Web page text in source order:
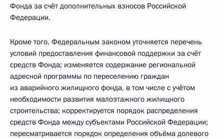
Фонда за счёт дополнительных взносов Российской
Федерации.
Кроме того, Федеральным законом уточняется перечень
условий предоставления финансовой поддержки за счёт
средств Фонда; изменяется содержание региональной
адресной программы по переселению граждан
из аварийного жилищного фонда, в том числе с учётом
необходимости развития малоэтажного жилищного
строительства; корректируется порядок распределения
средств Фонда между субъектами Российской Федерации;
пересматривается порядок определения объёма долевого